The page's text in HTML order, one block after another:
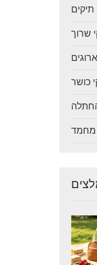
תיקים
שרוך
כושר
מחמד